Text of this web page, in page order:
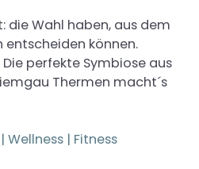
die Wahl haben, aus dem
entscheiden können.
perfekte Symbiose aus
Thermen macht´s
Wellness | Fitness